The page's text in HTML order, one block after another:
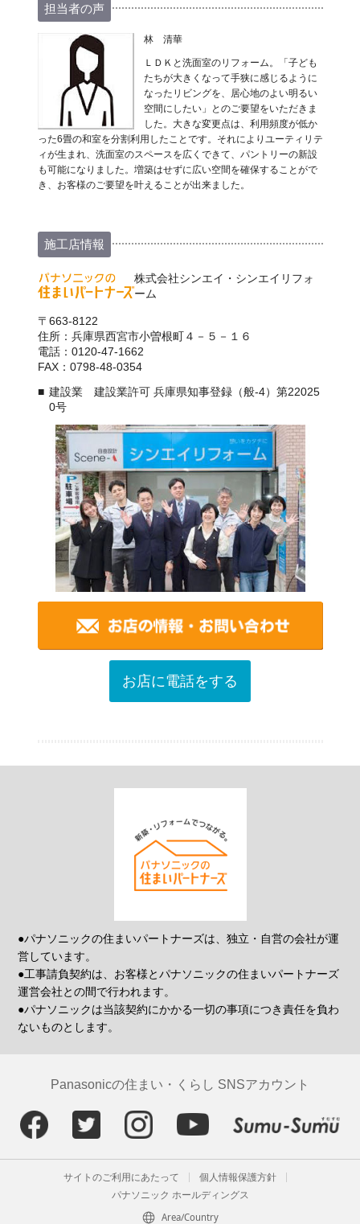
担当者の声
林 清華
ＬＤＫと洗面室のリフォーム。「子ども
たちが大きくなって手狭に感じるように
なったリビングを、居心地のよい明るい
空間にしたい」とのご要望をいただきま
した。大きな変更点は、利用頻度が低か
った6畳の和室を分割利用したことです。それによりユーティリテ
ィが生まれ、洗面室のスペースを広くできて、パントリーの新設
も可能になりました。増築はせずに広い空間を確保することがで
き、お客様のご要望を叶えることが出来ました。
施工店情報
株式会社シンエイ・シンエイリフォ
ーム
〒663-8122
住所：兵庫県西宮市小曽根町４－５－１６
電話：0120-47-1662
FAX：0798-48-0354
建設業 建設業許可 兵庫県知事登録（般-4）第22025
0号
お店に電話をする
●パナソニックの住まいパートナーズは、独立・自営の会社が運
営しています。
●工事請負契約は、お客様とパナソニックの住まいパートナーズ
運営会社との間で行われます。
●パナソニックは当該契約にかかる一切の事項につき責任を負わ
ないものとします。
Panasonicの住まい・くらし SNSアカウント
サイトのご利用にあたって
個人情報保護方針
パナソニック ホールディングス
Area/Country